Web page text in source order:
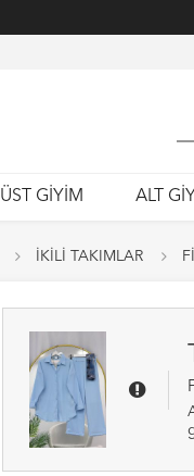
ÜST GİYİM ALT
İKİLİ TAKIMLAR
aradığınız ürün stoklarımızda